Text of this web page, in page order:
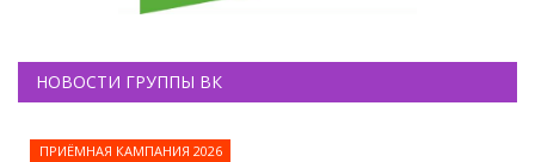
НОВОСТИ ГРУППЫ ВК
ПРИЁМНАЯ КАМПАНИЯ 2026